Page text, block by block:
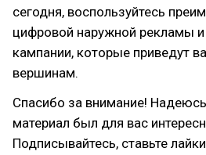
сегодня, воспользуйтесь
цифровой наружной рекламы и
кампании, которые приведут
вершинам.
Спасибо за внимание!
материал был для вас
Подписывайтесь, ставьте